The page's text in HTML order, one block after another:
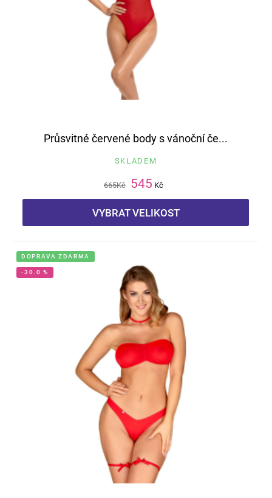
Průsvitné červené body s vánoční če...
SKLADEM
665Kč 545 Kč
VYBRAT VELIKOST
DOPRAVA ZDARMA
-30.0 %